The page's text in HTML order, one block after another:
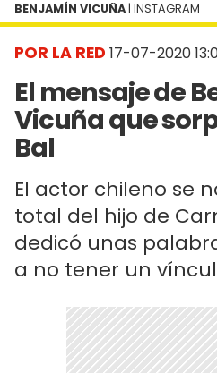
POR LA RED 17-07-2020
El mensaje de
Vicuña que
Bal
El actor chileno se
total del hijo de
dedicó unas
a no tener un
BENJAMÍN VICUÑA | INSTAGRAM